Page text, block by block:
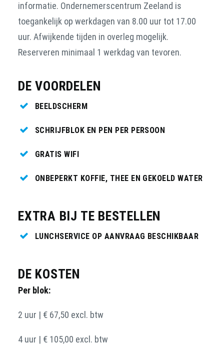
informatie. Ondernemerscentrum Zeeland is
toegankelijk op werkdagen van 8.00 uur tot 17.00
uur. Afwijkende tijden in overleg mogelijk.
Reserveren minimaal 1 werkdag van tevoren.
DE VOORDELEN
BEELDSCHERM
SCHRIJFBLOK EN PEN PER PERSOON
GRATIS WIFI
ONBEPERKT KOFFIE, THEE EN GEKOELD WATER
EXTRA BIJ TE BESTELLEN
LUNCHSERVICE OP AANVRAAG BESCHIKBAAR
DE KOSTEN
Per blok:
2 uur | € 67,50 excl. btw
4 uur | € 105,00 excl. btw